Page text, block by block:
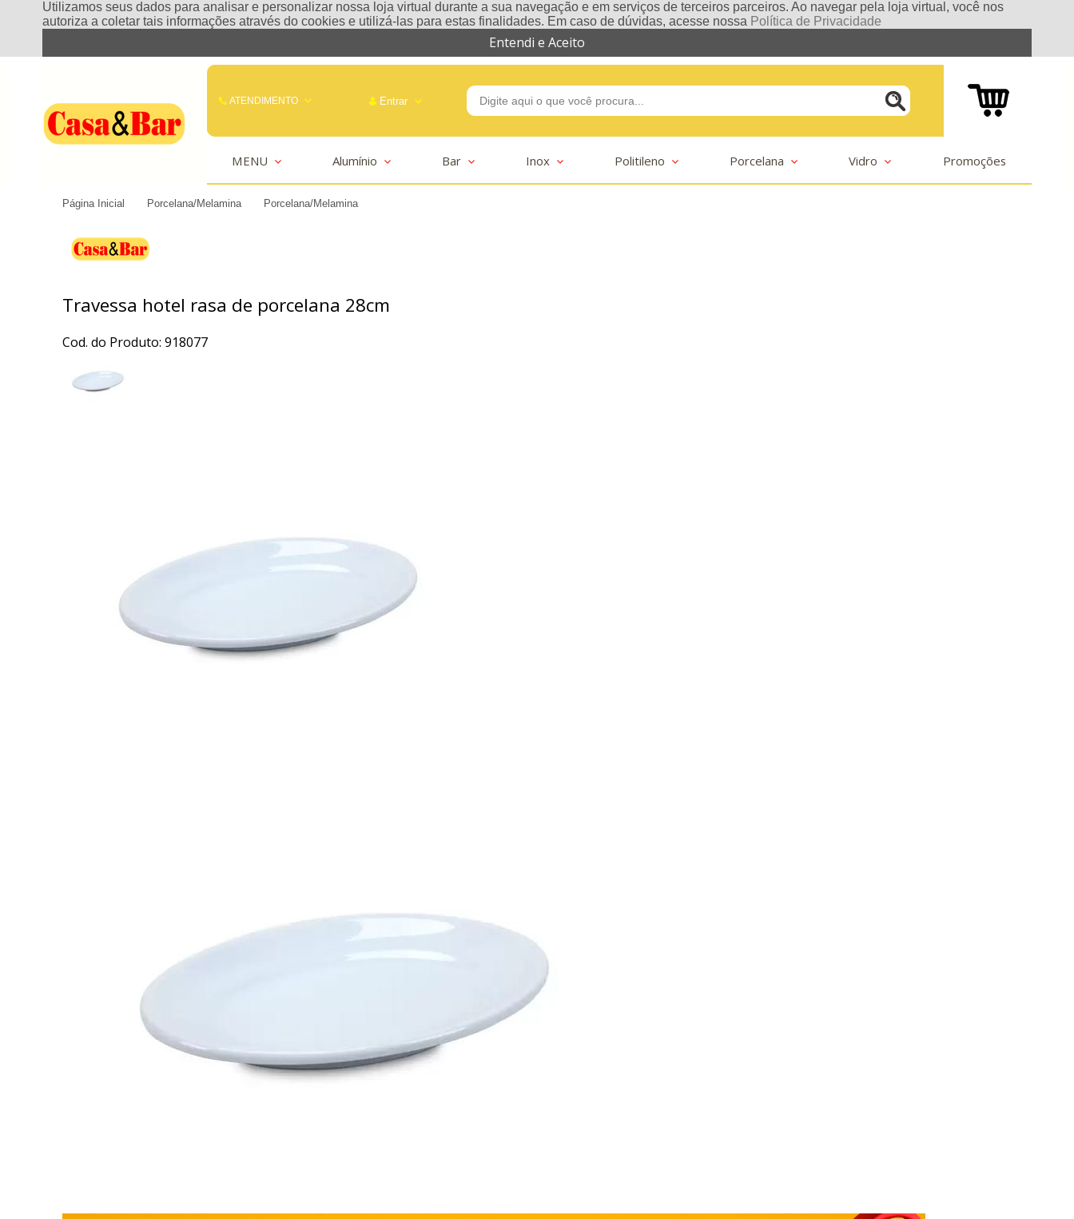
Utilizamos seus dados para analisar e personalizar nossa loja virtual durante a sua navegação e em serviços de terceiros parceiros. Ao navegar pela loja virtual, você nos
autoriza a coletar tais informações através do cookies e utilizá-las para estas finalidades. Em caso de dúvidas, acesse nossa Política de Privacidade
Entendi e Aceito
ATENDIMENTO
(85) 99291-2625
Entrar
MENU Alumínio Bar Inox Politileno Porcelana Vidro Promoções
Página Inicial Porcelana/Melamina Porcelana/Melamina
Travessa hotel rasa de porcelana 28cm
Cod. do Produto: 918077